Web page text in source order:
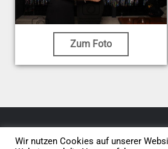
Zum Foto
© 2026 • Elephants 5
Wir nutzen Cookies auf unserer